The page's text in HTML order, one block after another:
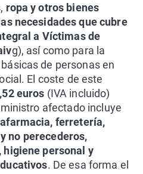
ropa y otros bienes
necesidades que cubre
a Víctimas de
g), así como para la
de personas en
El coste de este
euros (IVA incluido)
afectado incluye
ferretería,
no perecederos,
higiene personal y
. De esa forma el